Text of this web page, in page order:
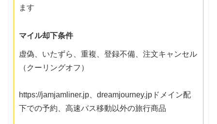
ます
マイル却下条件
虚偽、いたずら、重複、登録不備、注文キャンセル
（クーリングオフ）
https://jamjamliner.jp、dreamjourney.jpドメイン配
下での予約、高速バス移動以外の旅行商品